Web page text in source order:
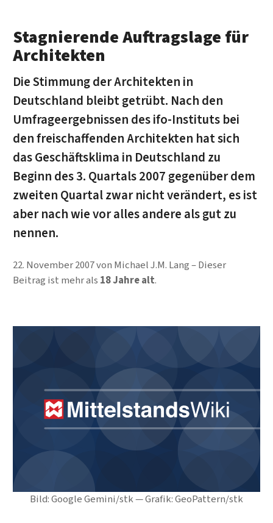
Bild: Google Gemini/stk — Grafik: GeoPattern/stk
Stagnierende Auftragslage für
Architekten
Die Stimmung der Architekten in
Deutschland bleibt getrübt. Nach den
Umfrageergebnissen des ifo-Instituts bei
den freischaffenden Architekten hat sich
das Geschäftsklima in Deutschland zu
Beginn des 3. Quartals 2007 gegenüber dem
zweiten Quartal zwar nicht verändert, es ist
aber nach wie vor alles andere als gut zu
nennen.
22. November 2007von Michael J.M. Lang
Dieser
Beitrag ist mehr als 18 Jahre alt.